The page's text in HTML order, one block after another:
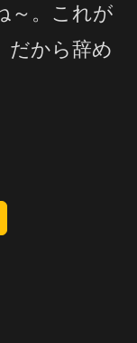
～。これが
だから辞め